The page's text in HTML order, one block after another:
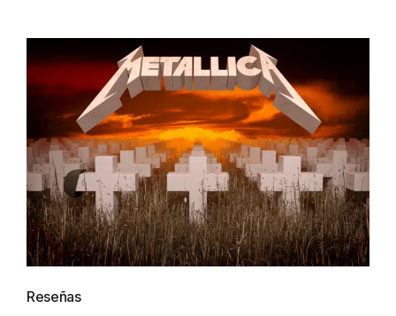
Reseñas